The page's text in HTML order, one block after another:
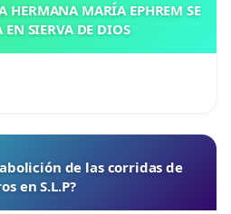
HERMANA MARÍA EPHREM SE
EN SIERVA DE DIOS
de las corridas de
en S.L.P?